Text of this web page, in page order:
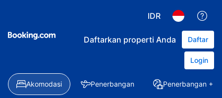
IDR
Daftarkan properti Anda Daftar
Login
Akomodasi Penerbangan Penerbangan +